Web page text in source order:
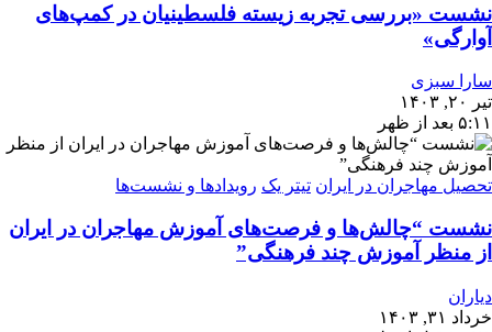
نشست «بررسی تجربه‌ زیسته فلسطینیان در کمپ‌های
آوارگی»
سارا سبزی
تیر ۲۰, ۱۴۰۳
۵:۱۱ بعد از ظهر
تحصیل مهاجران در ایران تیتر یک رویدادها و نشست‌ها
نشست “چالش‌ها و فرصت‌های آموزش مهاجران در ایران
از منظر آموزش چند فرهنگی”
دیاران
خرداد ۳۱, ۱۴۰۳